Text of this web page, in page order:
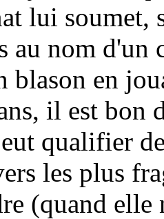
lui soumet,
au nom
en
il est bon
qualifier
les plus
(quand